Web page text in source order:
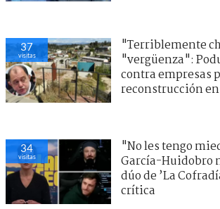
37
visitas
"Terriblemente
"vergüenza":
contra empresas
reconstrucción
34
visitas
"No les tengo
García-Huidobro
dúo de ’La
crítica